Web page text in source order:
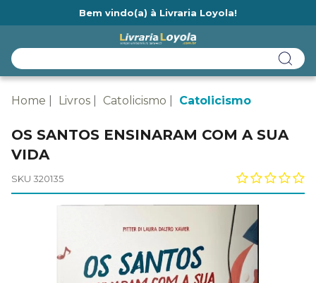
Bem vindo(a) à Livraria Loyola!
Home Livros Catolicismo Catolicismo
OS SANTOS ENSINARAM COM A SUA
VIDA
SKU 320135